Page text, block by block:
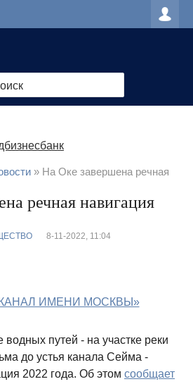
» На Оке завершена речная
речная навигация
8-11-2022, 11:04
ИМЕНИ МОСКВЫ»
путей - на участке реки
до устья канала Сейма -
2022 года. Об этом сообщает